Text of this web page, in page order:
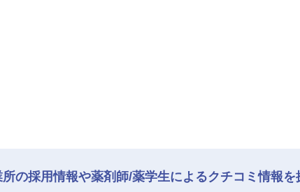
の採用情報や薬剤師/薬学生によるクチコミ情報を